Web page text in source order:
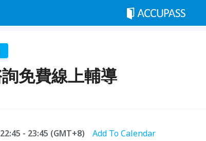
免費線上輔導
- 23:45 (GMT+8)
Add To Calendar